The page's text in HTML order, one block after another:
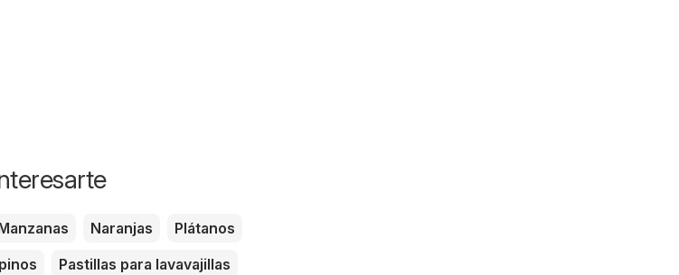
Naranjas
Plátanos
Pastillas para lavavajillas